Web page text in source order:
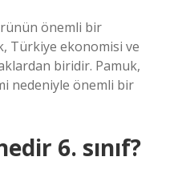
önemli bir
Türkiye ekonomisi ve
biridir. Pamuk,
nedeniyle önemli bir
6. sınıf?